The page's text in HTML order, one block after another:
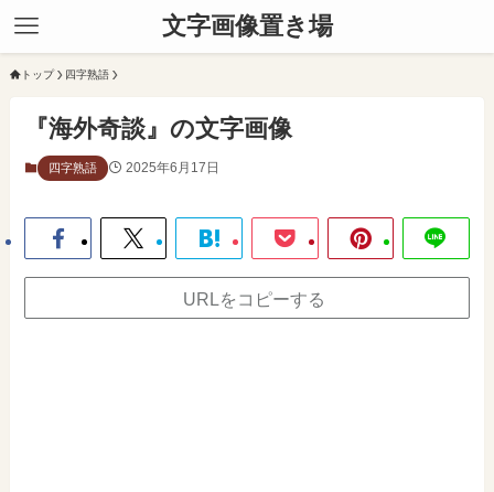
文字画像置き場
トップ 四字熟語
『海外奇談』の文字画像
四字熟語 2025年6月17日
URLをコピーする